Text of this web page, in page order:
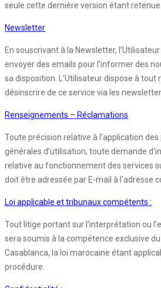
seule cette dernière version étant retenue.
Newsletter
En souscrivant à la Newsletter,
envoyer des emails pour l’informer des
sa disposition. L’Utilisateur dispose à
désinscrire de ce service via les
Renseignements – Réclamations
Toute précision relative à l'application
générales d’utilisation, toute demande
relative au fonctionnement des services
doit être adressée par E-mail à l'adresse
Loi applicable et tribunaux compétents :
Tout litige portant sur l'interprétation ou
sera soumis à la compétence exclusive
Casablanca, la loi marocaine étant
procédure.